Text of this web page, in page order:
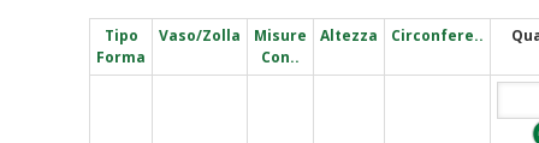
Tipo
Forma
Vaso/Zolla
Misure
Con..
Altezza Circonfere..